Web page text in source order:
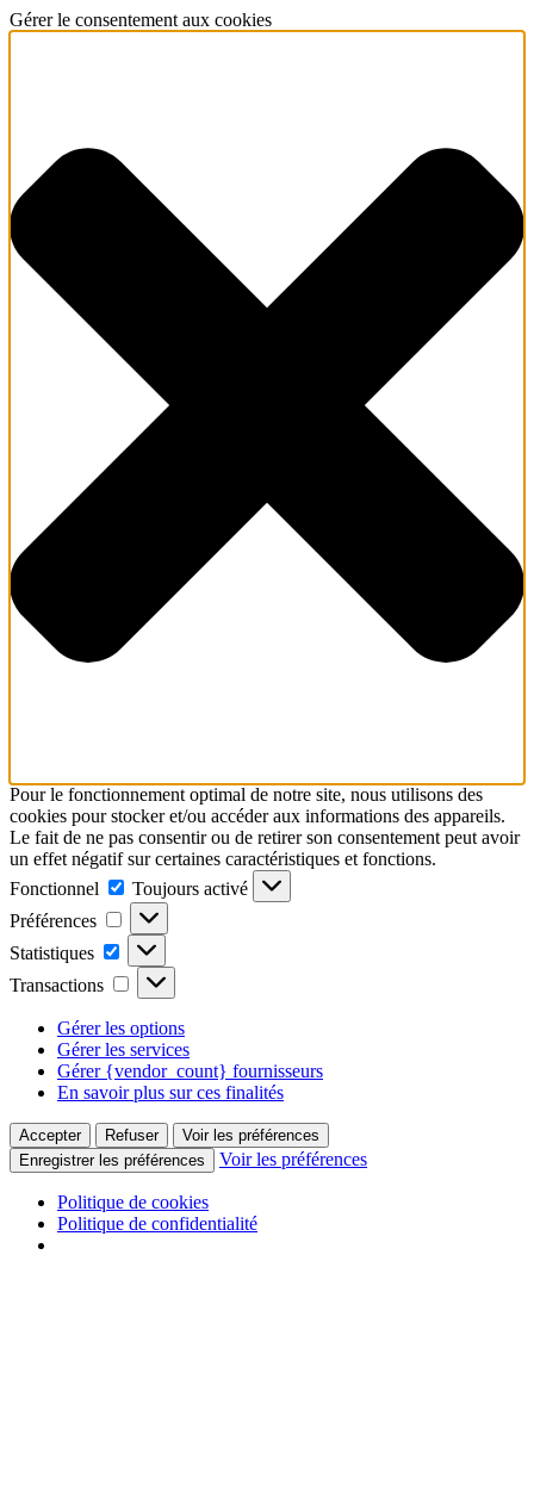
Gérer le consentement aux cookies
Pour le fonctionnement optimal de notre site, nous utilisons des
cookies pour stocker et/ou accéder aux informations des appareils.
Le fait de ne pas consentir ou de retirer son consentement peut avoir
un effet négatif sur certaines caractéristiques et fonctions.
Fonctionnel
Fonctionnel
Toujours activé
Préférences
Préférences
Statistiques
Statistiques
Transactions
Transactions
Gérer les options
Gérer les services
Gérer {vendor_count} fournisseurs
En savoir plus sur ces finalités
Accepter Refuser
Voir les préférences
Enregistrer les préférences
Voir les préférences
Politique de cookies
Politique de confidentialité